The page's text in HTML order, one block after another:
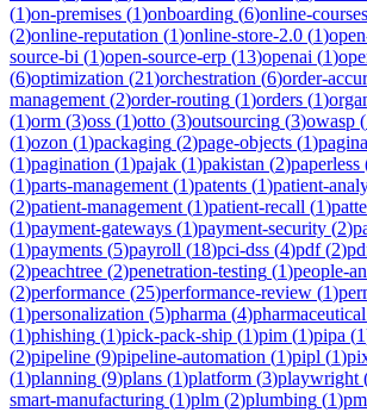
(1)on-premises (1)onboarding (6)online-courses
(2)online-reputation (1)online-store-2.0 (1)
source-bi (1)open-source-erp (13)openai (1)
(6)optimization (21)orchestration (6)order-
management (2)order-routing (1)orders (1)
(1)orm (3)oss (1)otto (3)outsourcing (3)owasp (
(1)ozon (1)packaging (2)page-objects (1)
(1)pagination (1)pajak (1)pakistan (2)paperless
(1)parts-management (1)patents (1)patient-
(2)patient-management (1)patient-recall (1)
(1)payment-gateways (1)payment-security (2)
(1)payments (5)payroll (18)pci-dss (4)pdf(2)
(2)peachtree (2)penetration-testing (1)people-
(2)performance (25)performance-review (1)
(1)personalization (5)pharma (4)pharmaceutical
(1)phishing (1)pick-pack-ship (1)pim (1)pipa (1
(2)pipeline (9)pipeline-automation (1)pipl (1)
(1)planning (9)plans (1)platform (3)playwright
smart-manufacturing (1)plm (2)plumbing (1)